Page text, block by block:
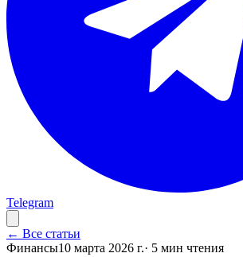
Telegram
← Все статьи
Финансы10 марта 2026 г.· 5 мин чтения